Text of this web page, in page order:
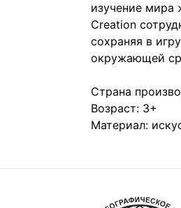
изучение мира
Creation
сохраняя в
окружающей
Страна
Возраст: 3+
Материал: